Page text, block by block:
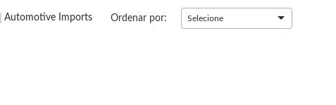
Automotive Imports Ordenar por: Selecione